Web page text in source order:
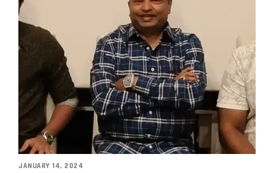
JANUARY 14, 2024